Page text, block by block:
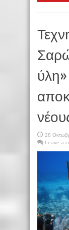
ύλη»
28
Leave a